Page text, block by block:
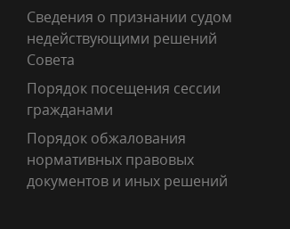
Сведения о признании судом
недействующими решений
Совета
Порядок посещения сессии
гражданами
Порядок обжалования
нормативных правовых
документов и иных решений